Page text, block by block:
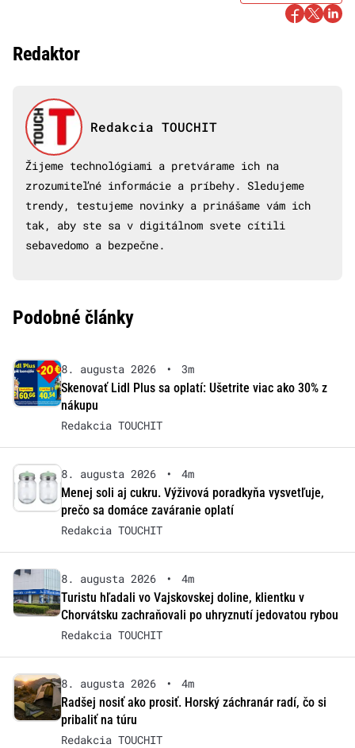
Redaktor
Redakcia TOUCHIT
Žijeme technológiami a pretvárame ich na
zrozumiteľné informácie a príbehy. Sledujeme
trendy, testujeme novinky a prinášame vám ich
tak, aby ste sa v digitálnom svete cítili
sebavedomo a bezpečne.
Podobné články
8. augusta 2026 •
3m
Skenovať Lidl Plus sa oplatí: Ušetrite viac ako 30% z
nákupu
Redakcia TOUCHIT
8. augusta 2026 •
4m
Menej soli aj cukru. Výživová poradkyňa vysvetľuje,
prečo sa domáce zaváranie oplatí
Redakcia TOUCHIT
8. augusta 2026 •
4m
Turistu hľadali vo Vajskovskej doline, klientku v
Chorvátsku zachraňovali po uhryznutí jedovatou rybou
Redakcia TOUCHIT
8. augusta 2026 •
4m
Radšej nosiť ako prosiť. Horský záchranár radí, čo si
pribaliť na túru
Redakcia TOUCHIT